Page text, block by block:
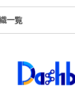
一覧
度
時点（大仙市
人口増減・面
数の推移」の